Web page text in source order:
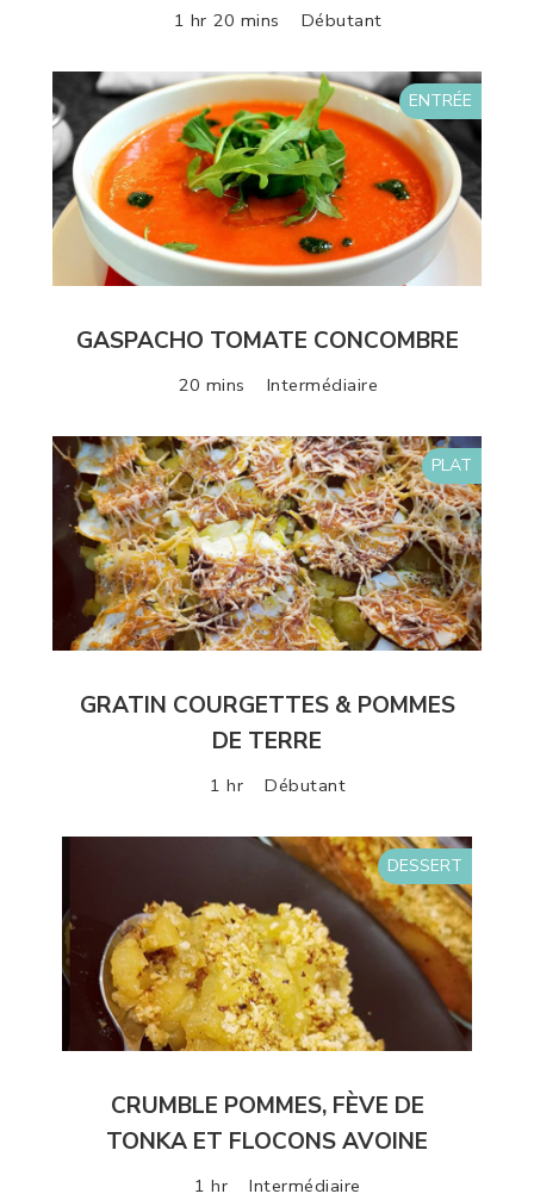
1 hr 20 mins Débutant
ENTRÉE
GASPACHO TOMATE CONCOMBRE
20 mins Intermédiaire
PLAT
GRATIN COURGETTES & POMMES
DE TERRE
1 hr Débutant
DESSERT
CRUMBLE POMMES, FÈVE DE
TONKA ET FLOCONS AVOINE
1 hr Intermédiaire